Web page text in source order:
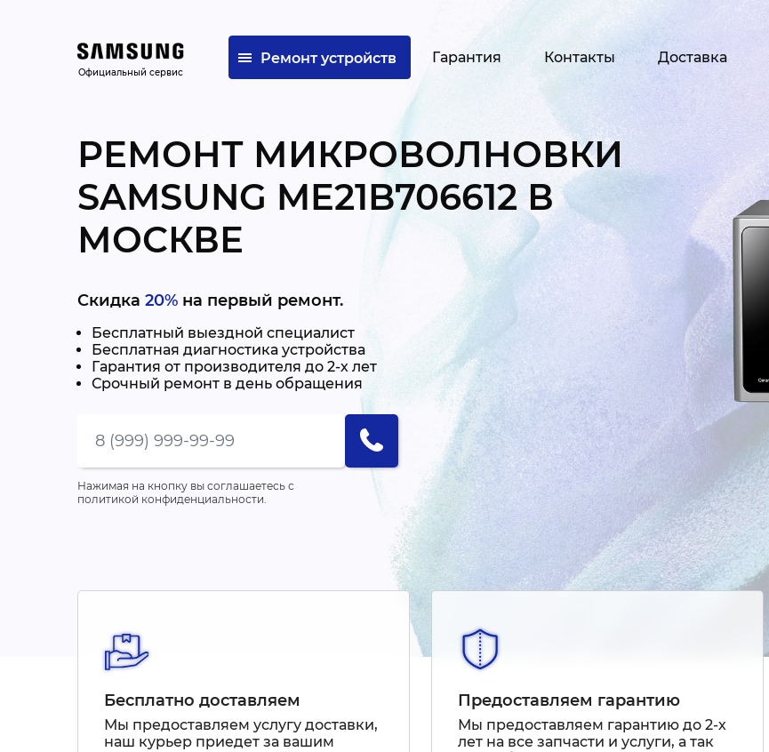
Официальный сервис
Ремонт устройств Гарантия Контакты Доставка
РЕМОНТ МИКРОВОЛНОВКИ
SAMSUNG ME21B706612 В
МОСКВЕ
Скидка 20%на первый ремонт.
Бесплатный выездной специалист
Бесплатная диагностика устройства
Гарантия от производителя до 2-х лет
Срочный ремонт в день обращения
Нажимая на кнопку вы соглашаетесь с
политикой конфиденциальности.
Бесплатно доставляем
Мы предоставляем услугу доставки,
наш курьер приедет за вашим
Предоставляем гарантию
Мы предоставляем гарантию до 2-х
лет на все запчасти и услуги, а так